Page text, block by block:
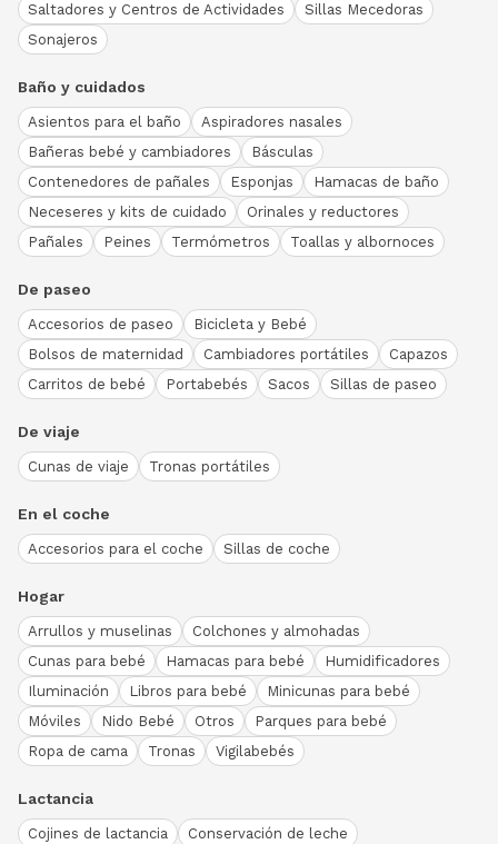
Saltadores y Centros de Actividades
Sillas Mecedoras
Sonajeros
Baño y cuidados
Asientos para el baño
Aspiradores nasales
Bañeras bebé y cambiadores
Básculas
Contenedores de pañales
Esponjas
Hamacas de baño
Neceseres y kits de cuidado
Orinales y reductores
Pañales
Peines Termómetros Toallas y albornoces
De paseo
Accesorios de paseo
Bicicleta y Bebé
Bolsos de maternidad
Cambiadores portátiles
Capazos
Carritos de bebé
Portabebés Sacos Sillas de paseo
De viaje
Cunas de viaje Tronas portátiles
En el coche
Accesorios para el coche Sillas de coche
Hogar
Arrullos y muselinas
Colchones y almohadas
Cunas para bebé
Hamacas para bebé
Humidificadores
Iluminación
Libros para bebé
Minicunas para bebé
Móviles
Nido Bebé Otros
Parques para bebé
Ropa de cama
Tronas Vigilabebés
Lactancia
Cojines de lactancia
Conservación de leche